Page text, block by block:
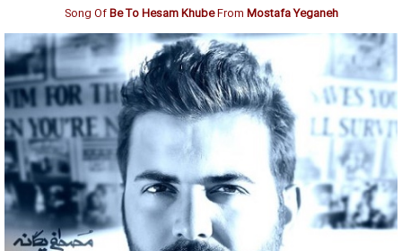
Song OfBe To Hesam KhubeFrom Mostafa Yeganeh